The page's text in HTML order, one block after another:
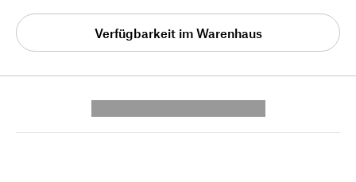
Verfügbarkeit im Warenhaus